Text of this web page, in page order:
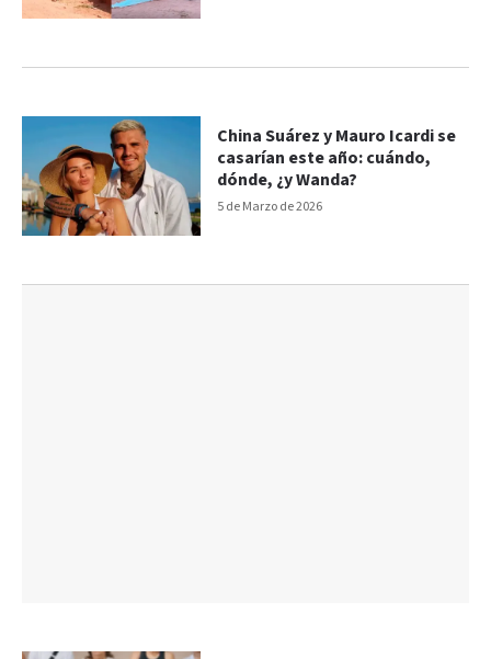
5 de Marzo de 2026
China Suárez y Mauro Icardi se
casarían este año: cuándo,
dónde, ¿y Wanda?